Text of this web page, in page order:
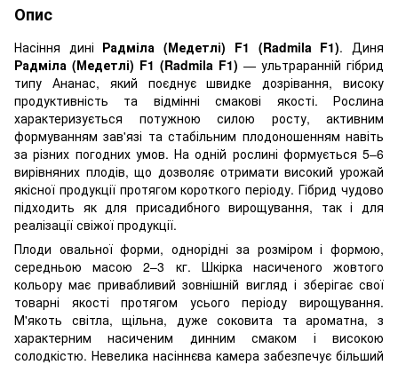
Опис
Насіння дині Радміла (Медетлі) F1 (Radmila F1). Диня
Радміла (Медетлі) F1 (Radmila F1) — ультраранній гібрид
типу Ананас, який поєднує швидке дозрівання, високу
продуктивність та відмінні смакові якості. Рослина
характеризується потужною силою росту, активним
формуванням зав'язі та стабільним плодоношенням навіть
за різних погодних умов. На одній рослині формується 5–6
вирівняних плодів, що дозволяє отримати високий урожай
якісної продукції протягом короткого періоду. Гібрид чудово
підходить як для присадибного вирощування, так і для
реалізації свіжої продукції.
Плоди овальної форми, однорідні за розміром і формою,
середньою масою 2–3 кг. Шкірка насиченого жовтого
кольору має привабливий зовнішній вигляд і зберігає свої
товарні якості протягом усього періоду вирощування.
М'якоть світла, щільна, дуже соковита та ароматна, з
характерним насиченим динним смаком і високою
солодкістю. Невелика насіннєва камера забезпечує більший